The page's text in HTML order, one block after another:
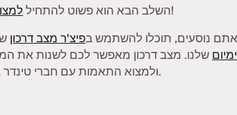
השלב הבא הוא פשוט להתחיל!
נוסעים, תוכלו להשתמש בפיצ'ר מצב דרכון
שלנו. מצב דרכון מאפשר לכם לשנות את
ולמצוא התאמות עם חברי טינדר בעיר אחרת.